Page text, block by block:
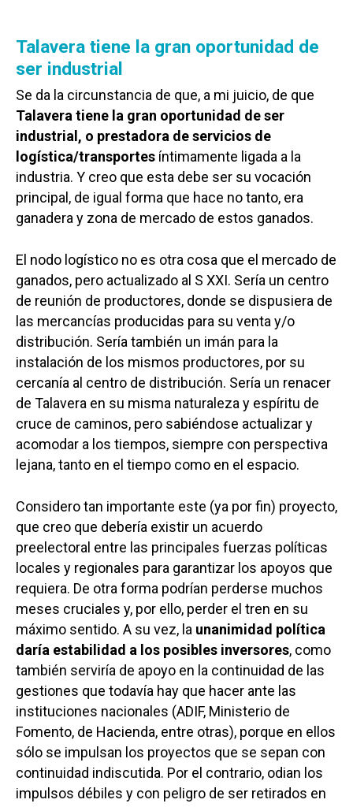
Talavera tiene la gran oportunidad de
ser industrial
Se da la circunstancia de que, a mi juicio, de que
Talavera tiene la gran oportunidad de ser
industrial, o prestadora de servicios de
logística/transportes íntimamente ligada a la
industria. Y creo que esta debe ser su vocación
principal, de igual forma que hace no tanto, era
ganadera y zona de mercado de estos ganados.
El nodo logístico no es otra cosa que el mercado de
ganados, pero actualizado al S XXI. Sería un centro
de reunión de productores, donde se dispusiera de
las mercancías producidas para su venta y/o
distribución. Sería también un imán para la
instalación de los mismos productores, por su
cercanía al centro de distribución. Sería un renacer
de Talavera en su misma naturaleza y espíritu de
cruce de caminos, pero sabiéndose actualizar y
acomodar a los tiempos, siempre con perspectiva
lejana, tanto en el tiempo como en el espacio.
Considero tan importante este (ya por fin) proyecto,
que creo que debería existir un acuerdo
preelectoral entre las principales fuerzas políticas
locales y regionales para garantizar los apoyos que
requiera. De otra forma podrían perderse muchos
meses cruciales y, por ello, perder el tren en su
máximo sentido. A su vez, la unanimidad política
daría estabilidad a los posibles inversores, como
también serviría de apoyo en la continuidad de las
gestiones que todavía hay que hacer ante las
instituciones nacionales (ADIF, Ministerio de
Fomento, de Hacienda, entre otras), porque en ellos
sólo se impulsan los proyectos que se sepan con
continuidad indiscutida. Por el contrario, odian los
impulsos débiles y con peligro de ser retirados en